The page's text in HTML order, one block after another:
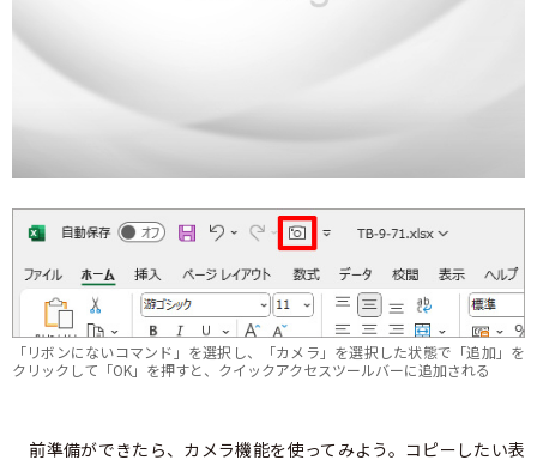
「リボンにないコマンド」を選択し、「カメラ」を選択した状態で「追加」を
クリックして「OK」を押すと、クイックアクセスツールバーに追加される
前準備ができたら、カメラ機能を使ってみよう。コピーしたい表